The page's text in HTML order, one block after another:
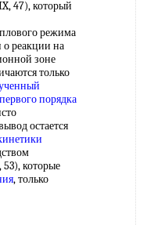
47), который
режима
о реакции на
зоне
только
порядка
остается
которые
, только